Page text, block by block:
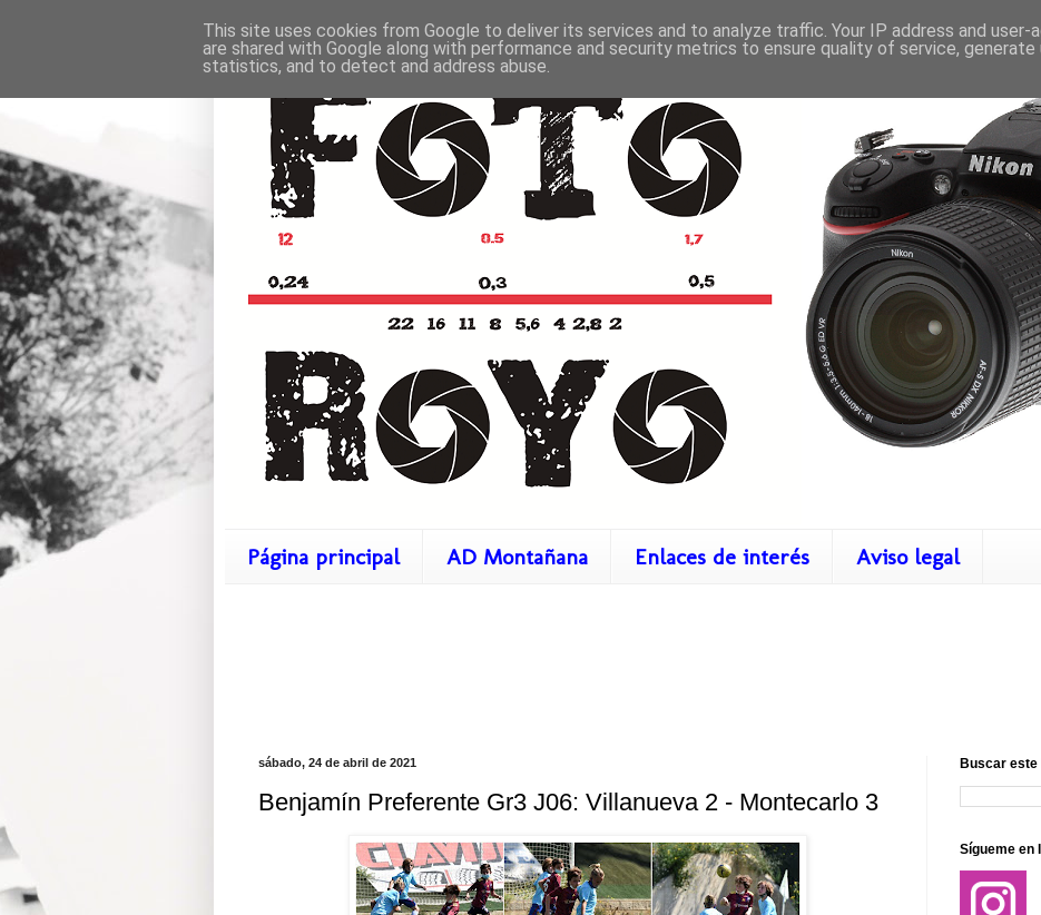
Página principal AD Montañana Enlaces de interés Aviso legal
sábado, 24 de abril de 2021
Benjamín Preferente Gr3 J06: Villanueva 2 - Montecarlo 3
Buscar este
Sígueme en
This site uses cookies from Google to deliver its services and to analyze traffic. Your IP address and user-
are shared with Google along with performance and security metrics to ensure quality of service, generate
statistics, and to detect and address abuse.